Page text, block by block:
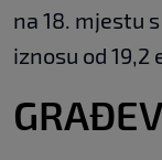
na 18. mjestu
iznosu od 19,2